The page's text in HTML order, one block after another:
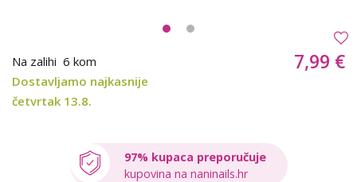
Na zalihi 6 kom
Dostavljamo najkasnije
četvrtak 13.8.
7,99 €
97% kupaca preporučuje
kupovina na naninails.hr